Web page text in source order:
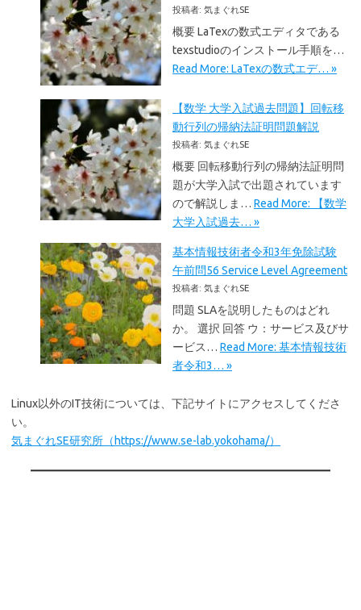
投稿者: 気まぐれSE
概要 LaTexの数式エディタである
texstudioのインストール手順を…
Read More: LaTexの数式エデ… »
【数学 大学入試過去問題】回転移
動行列の帰納法証明問題解説
投稿者: 気まぐれSE
概要 回転移動行列の帰納法証明問
題が大学入試で出題されています
ので解説しま… Read More: 【数学
大学入試過去… »
基本情報技術者令和3年免除試験
午前問56 Service Level Agreement
投稿者: 気まぐれSE
問題 SLAを説明したものはどれ
か。 選択 回答 ウ：サービス及びサ
ービス… Read More: 基本情報技術
者令和3… »
Linux以外のIT技術については、下記サイトにアクセスしてくださ
い。
気まぐれSE研究所（https://www.se-lab.yokohama/）